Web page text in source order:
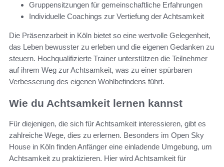
Gruppensitzungen für gemeinschaftliche Erfahrungen
Individuelle Coachings zur Vertiefung der Achtsamkeit
Die Präsenzarbeit in Köln bietet so eine wertvolle Gelegenheit,
das Leben bewusster zu erleben und die eigenen Gedanken zu
steuern. Hochqualifizierte Trainer unterstützen die Teilnehmer
auf ihrem Weg zur Achtsamkeit, was zu einer spürbaren
Verbesserung des eigenen Wohlbefindens führt.
Wie du Achtsamkeit lernen kannst
Für diejenigen, die sich für Achtsamkeit interessieren, gibt es
zahlreiche Wege, dies zu erlernen. Besonders im Open Sky
House in Köln finden Anfänger eine einladende Umgebung, um
Achtsamkeit zu praktizieren. Hier wird Achtsamkeit für